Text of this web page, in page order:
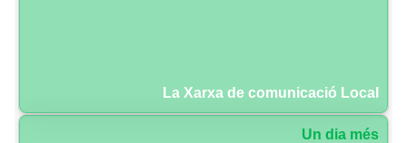
La Xarxa de comunicació Local
Un dia més